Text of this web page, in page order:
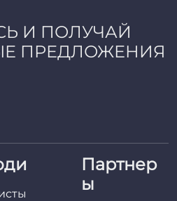
И ПОЛУЧАЙ
ПРЕДЛОЖЕНИЯ
Партнер
ы